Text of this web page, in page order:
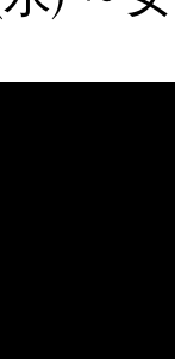
ズニープラス）
ズニープラス）